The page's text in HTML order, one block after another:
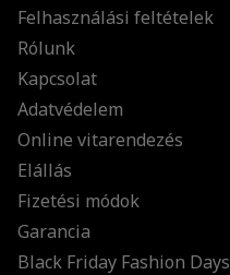
Felhasználási feltételek
Rólunk
Kapcsolat
Adatvédelem
Online vitarendezés
Elállás
Fizetési módok
Garancia
Black Friday Fashion Days